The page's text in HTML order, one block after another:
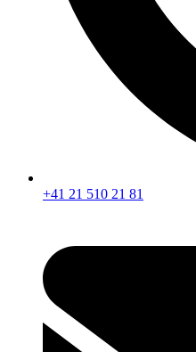
+41 21 510 21 81